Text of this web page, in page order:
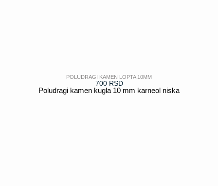
POLUDRAGI KAMEN LOPTA 10MM
700 RSD
Poludragi kamen kugla 10 mm karneol niska